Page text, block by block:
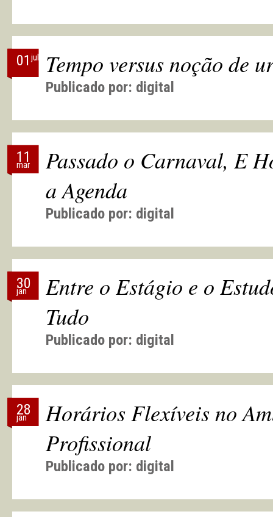
Tempo versus noção de
Publicado por: digital
01jul
Passado o Carnaval, E
a Agenda
Publicado por: digital
11
mar
Entre o Estágio e o
Tudo
Publicado por: digital
30
jan
Horários Flexíveis no
Profissional
Publicado por: digital
28
jan